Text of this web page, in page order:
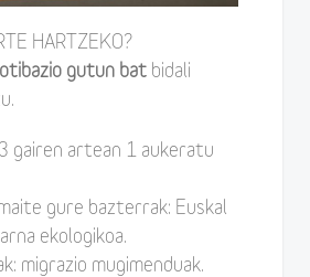
HARTZEKO?
gutun bat bidali
gairen artean 1 aukeratu
gure bazterrak: Euskal
ekologikoa.
migrazio mugimenduak.